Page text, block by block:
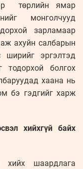
төрлийн ямар
монголчууд
зарламаар
ахуйн салбарын
ширийг эргэлтэд
тодорхой болгох
хаана нь
бэ гэдгийг харж
хийхгүй байх
шаардлага